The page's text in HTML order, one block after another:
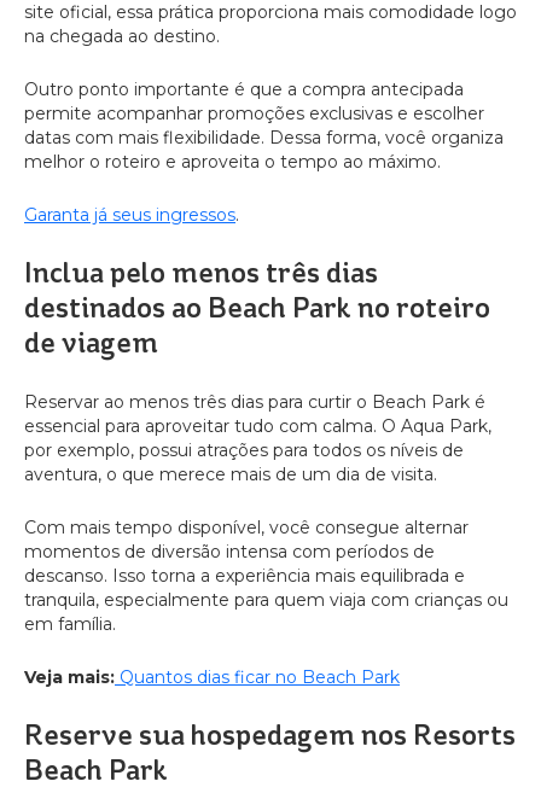
site oficial, essa prática proporciona mais comodidade logo
na chegada ao destino.
Outro ponto importante é que a compra antecipada
permite acompanhar promoções exclusivas e escolher
datas com mais flexibilidade. Dessa forma, você organiza
melhor o roteiro e aproveita o tempo ao máximo.
Garanta já seus ingressos.
Inclua pelo menos três dias
destinados ao Beach Park no roteiro
de viagem
Reservar ao menos três dias para curtir o Beach Park é
essencial para aproveitar tudo com calma. O Aqua Park,
por exemplo, possui atrações para todos os níveis de
aventura, o que merece mais de um dia de visita.
Com mais tempo disponível, você consegue alternar
momentos de diversão intensa com períodos de
descanso. Isso torna a experiência mais equilibrada e
tranquila, especialmente para quem viaja com crianças ou
em família.
Veja mais: Quantos dias ficar no Beach Park
Reserve sua hospedagem nos Resorts
Beach Park